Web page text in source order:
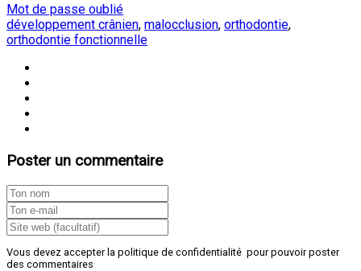
Mot de passe oublié
développement crânien, malocclusion, orthodontie,
orthodontie fonctionnelle
Poster un commentaire
Vous devez accepter la politique de confidentialité pour pouvoir poster
des commentaires